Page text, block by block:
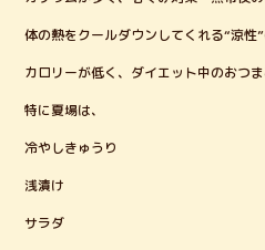
体の熱をクールダウンしてくれる“涼性
カロリーが低く、ダイエット中のおつ
特に夏場は、
冷やしきゅうり
浅漬け
サラダ